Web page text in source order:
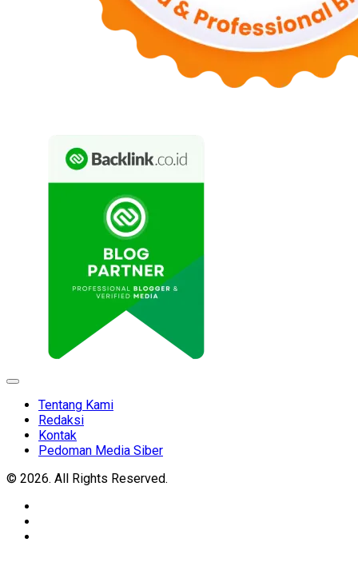
Expand
Tentang Kami
Redaksi
Kontak
Pedoman Media Siber
© 2026. All Rights Reserved.